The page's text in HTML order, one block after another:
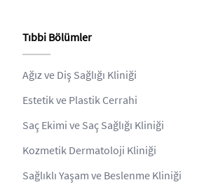
Tıbbi Bölümler
Ağız ve Diş Sağlığı Kliniği
Estetik ve Plastik Cerrahi
Saç Ekimi ve Saç Sağlığı Kliniği
Kozmetik Dermatoloji Kliniği
Sağlıklı Yaşam ve Beslenme Kliniği